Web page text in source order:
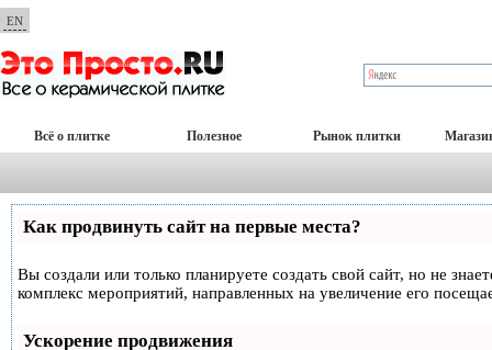
EN
Всё о плитке Полезное Рынок плитки
Как продвинуть сайт на первые места?
Вы создали или только планируете создать свой сайт, но не
комплекс мероприятий, направленных на увеличение его
Ускорение продвижения